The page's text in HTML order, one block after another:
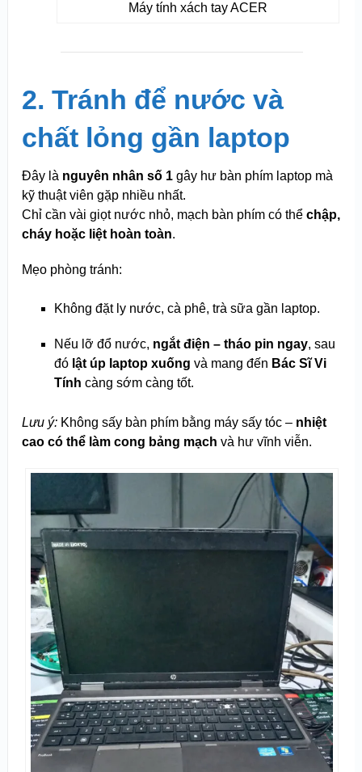
Máy tính xách tay ACER
2. Tránh để nước và
chất lỏng gần laptop
Đây là nguyên nhân số 1gây hư bàn phím laptop mà
kỹ thuật viên gặp nhiều nhất.
Chỉ cần vài giọt nước nhỏ, mạch bàn phím có thể chập,
cháy hoặc liệt hoàn toàn.
Mẹo phòng tránh:
Không đặt ly nước, cà phê, trà sữa gần laptop.
Nếu lỡ đổ nước, ngắt điện – tháo pin ngay, sau
đó lật úp laptop xuống và mang đến Bác Sĩ Vi
Tính càng sớm càng tốt.
Lưu ý:Không sấy bàn phím bằng máy sấy tóc – nhiệt
cao có thể làm cong bảng mạch và hư vĩnh viễn.